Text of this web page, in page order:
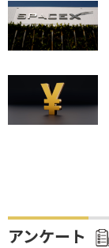
アンケート